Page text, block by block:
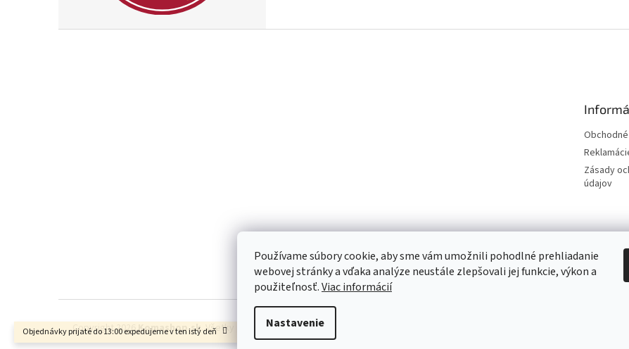
Používame súbory cookie, aby sme vám umožnili pohodlné prehliadanie
webovej stránky a vďaka analýze neustále zlepšovali jej funkcie, výkon a
použiteľnosť.Viac informácií
Nastavenie
Objednávky prijaté do 13:00 expedujeme v ten istý deň
Zásady
údajov
Overene
Copyright 2026Komashop.sk. Všetky práva vyhradené.Upraviť nastavenie cookies